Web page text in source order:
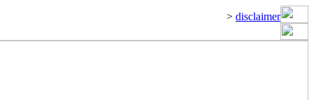
> disclaimer